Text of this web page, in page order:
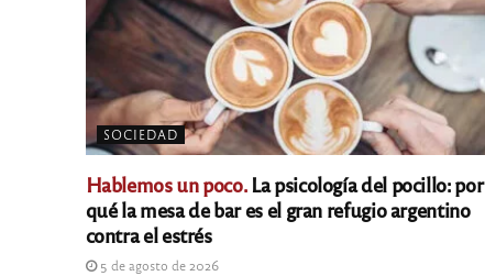
SOCIEDAD
Hablemos un poco.La psicología del pocillo: por
qué la mesa de bar es el gran refugio argentino
contra el estrés
5 de agosto de 2026